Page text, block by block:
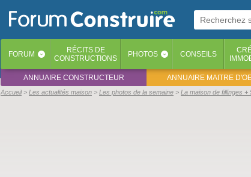
FORUM ‹ RÉCITS DE
CONSTRUCTIONS
PHOTOS ‹ CONSEILS
ANNUAIRE CONSTRUCTEUR ANNUAIRE MAITRE
Accueil Les actualités maison Les photos de la semaine La maison de fillinges +